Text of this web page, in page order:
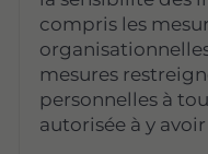
compris les
mesures
personnelles à
autorisée à y avoir